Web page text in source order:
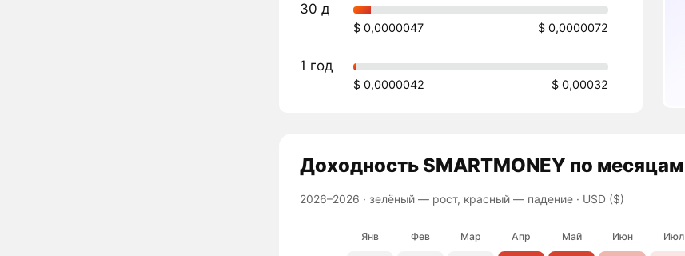
30 д
$ 0,0000047 $ 0,0000072
1 год
$ 0,0000042 $ 0,00032
ДоходностьSMARTMONEY по месяцам
2026–2026 · зелёный — рост, красный — падение· USD ($)
Янв Фев Мар Апр Май Июн Июл